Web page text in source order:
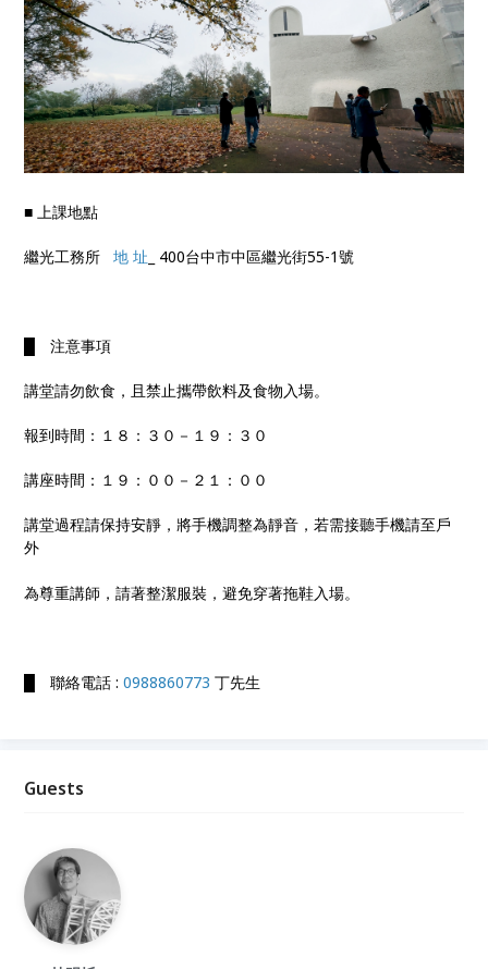
■ 上課地點
繼光工務所地 址 _ 400台中市中區繼光街55-1號
█ 注意事項
講堂請勿飲食，且禁止攜帶飲料及食物入場。
報到時間：１８：３０－１９：３０
講座時間：１９：００－２１：００
講堂過程請保持安靜，將手機調整為靜音，若需接聽手機請至戶
外
為尊重講師，請著整潔服裝，避免穿著拖鞋入場。
█ 聯絡電話 : 0988860773 丁先生
Guests